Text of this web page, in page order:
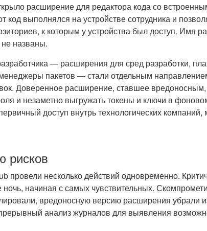
расширение для редактора кода со
код выполнялся на устройстве сотрудника и
к которым у устройства был доступ. Имя
названы.
— расширения для сред разработки,
пакетов — стали отдельным
Доверенное расширение, ставшее вредоносным,
и незаметно выгружать токены и ключи в
доступ внутрь технологических
рисков
провели несколько действий одновременно.
начиная с самых чувствительных.
вредоносную версию расширения убрали
анализ журналов для выявления